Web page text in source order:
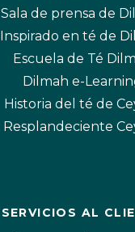
Sala de prensa de
Inspirado en té de
Escuela de Té
Dilmah e-
Historia del té de
Resplandeciente
SERVICIOS AL